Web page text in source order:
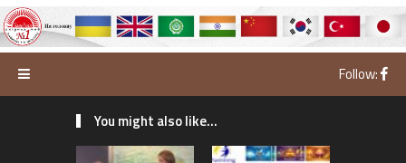
Follow:
You might also like...